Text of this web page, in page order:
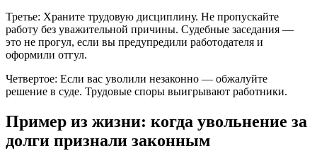
Третье: Храните трудовую дисциплину. Не пропускайте
работу без уважительной причины. Судебные заседания —
это не прогул, если вы предупредили работодателя и
оформили отгул.
Четвертое: Если вас уволили незаконно — обжалуйте
решение в суде. Трудовые споры выигрывают работники.
Пример из жизни: когда увольнение за
долги признали законным